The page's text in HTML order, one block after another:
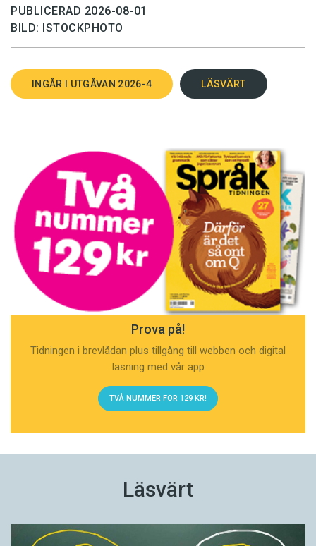
PUBLICERAD 2026-08-01
BILD: ISTOCKPHOTO
INGÅR I UTGÅVAN 2026-4 LÄSVÄRT
Prova på!
Tidningen i brevlådan plus tillgång till webben och digital
läsning med vår app
TVÅ NUMMER FÖR 129 KR!
Läsvärt